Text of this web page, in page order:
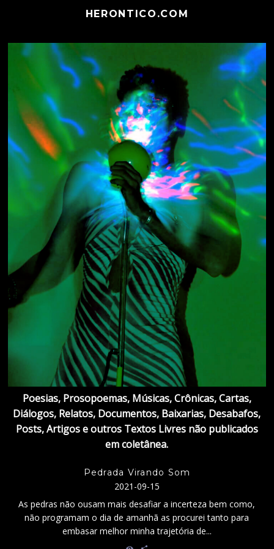
HERONTICO.COM
Poesias, Prosopoemas, Músicas, Crônicas, Cartas,
Diálogos, Relatos, Documentos, Baixarias, Desabafos,
Posts, Artigos e outros Textos Livres não publicados
em coletânea.
Pedrada Virando Som
2021-09-15
As pedras não ousam mais desafiar a incerteza bem como,
não programam o dia de amanhã as procurei tanto para
embasar melhor minha trajetória de...